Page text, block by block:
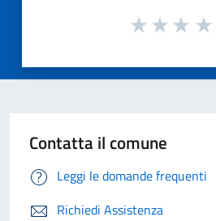
Contatta il comune
Leggi le domande frequenti
Richiedi Assistenza